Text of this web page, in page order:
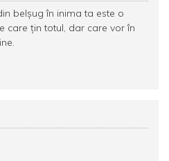
belşug în inima ta este o
care ţin totul, dar care vor în